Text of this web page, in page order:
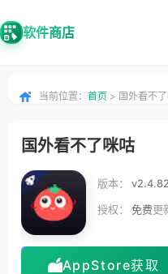
软件商店
当前位置： 首页 > 国外看不
国外看不了咪咕
版本： v2.4.82
授权：
免费更
AppStore获取